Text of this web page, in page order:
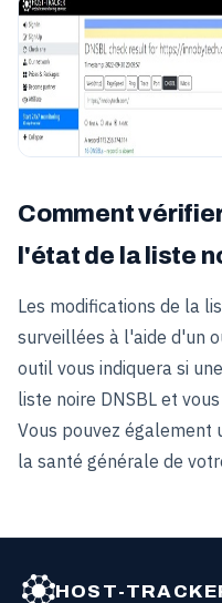
Comment
l'état de la liste
Les modifications de la
surveillées à l'aide d'un
outil vous indiquera si
liste noire DNSBL et
Vous pouvez
la santé générale de
HOST-